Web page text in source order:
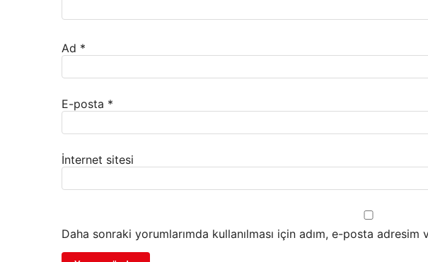
Ad *
E-posta *
İnternet sitesi
Daha sonraki yorumlarımda kullanılması için adım, e-posta